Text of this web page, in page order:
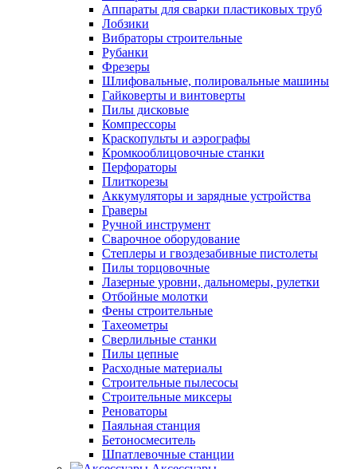
Аппараты для сварки пластиковых труб
Лобзики
Вибраторы строительные
Рубанки
Фрезеры
Шлифовальные, полировальные машины
Гайковерты и винтоверты
Пилы дисковые
Компрессоры
Краскопульты и аэрографы
Кромкооблицовочные станки
Перфораторы
Плиткорезы
Аккумуляторы и зарядные устройства
Граверы
Ручной инструмент
Сварочное оборудование
Степлеры и гвоздезабивные пистолеты
Пилы торцовочные
Лазерные уровни, дальномеры, рулетки
Отбойные молотки
Фены строительные
Тахеометры
Сверлильные станки
Пилы цепные
Расходные материалы
Строительные пылесосы
Строительные миксеры
Реноваторы
Паяльная станция
Бетоносмеситель
Шпатлевочные станции